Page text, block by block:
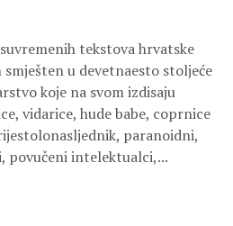
tekstova hrvatske
u devetnaesto stoljeće
koje na svom izdisaju
vidarice, hude babe, coprnice
paranoidni,
povučeni intelektualci,...